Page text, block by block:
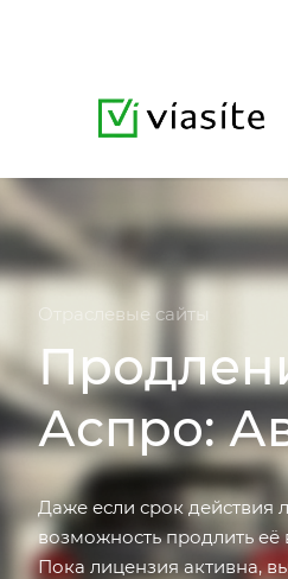
Отраслевые сайты
Аспро:
Даже если срок действия
возможность продлить
Пока лицензия активна,